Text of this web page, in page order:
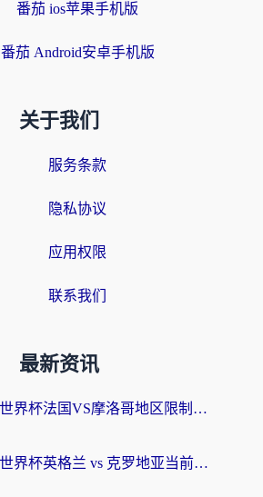
番茄 ios苹果手机版
番茄 Android安卓手机版
关于我们
服务条款
隐私协议
应用权限
联系我们
最新资讯
在国外看世界杯法国VS摩洛哥地区限制？这篇指南让你流畅看中文解说无压力
在国外看世界杯英格兰 vs 克罗地亚当前地区不可播放？这篇指南帮你搞定所有海外观赛难题